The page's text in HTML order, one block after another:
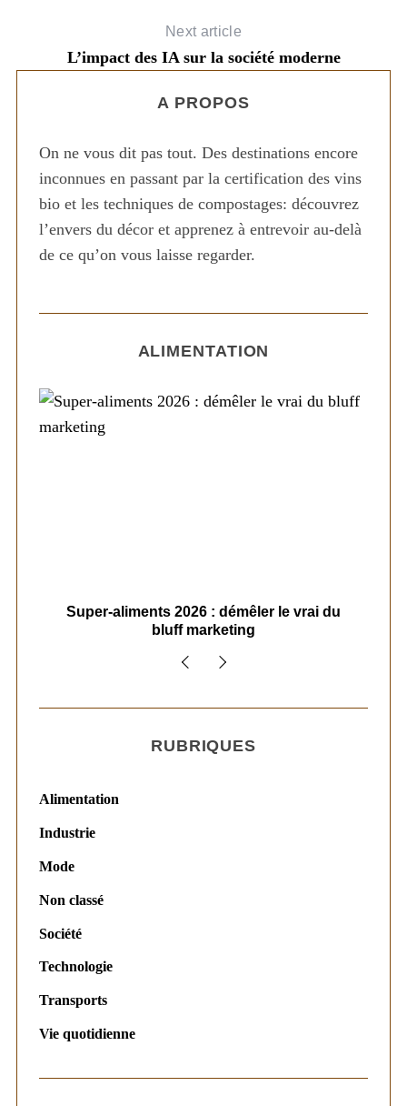
Next article
L’impact des IA sur la société moderne
A PROPOS
On ne vous dit pas tout. Des destinations encore
inconnues en passant par la certification des vins
bio et les techniques de compostages: découvrez
l’envers du décor et apprenez à entrevoir au-delà
de ce qu’on vous laisse regarder.
ALIMENTATION
Super-aliments 2026 : démêler le vrai du
bluff marketing
RUBRIQUES
Alimentation
Industrie
Mode
Non classé
Société
Technologie
Transports
Vie quotidienne